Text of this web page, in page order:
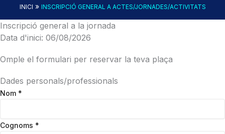
INICI » INSCRIPCIÓ GENERAL A ACTES/JORNADES/ACTIVITATS
Inscripció general a la jornada
Data d'inici: 06/08/2026
Omple el formulari per reservar la teva plaça
Dades personals/professionals
Nom *
Cognoms *